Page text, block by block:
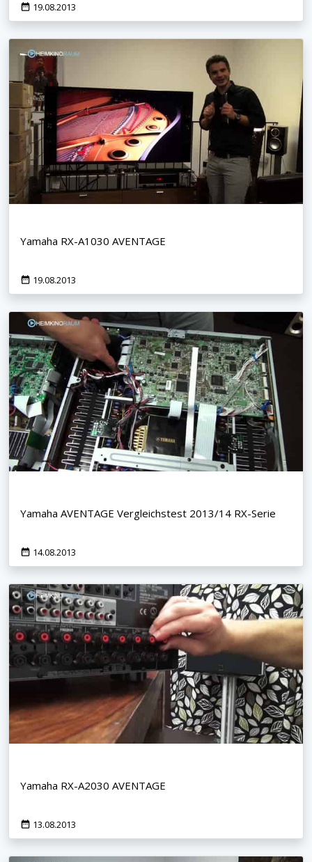
19.08.2013
Yamaha RX-A1030 AVENTAGE
19.08.2013
Yamaha AVENTAGE Vergleichstest 2013/14 RX-Serie
14.08.2013
Yamaha RX-A2030 AVENTAGE
13.08.2013